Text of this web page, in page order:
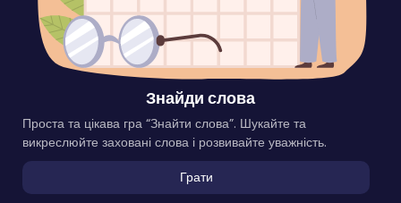
Знайди слова
Проста та цікава гра “Знайти слова”. Шукайте та
викреслюйте заховані слова і розвивайте уважність.
Грати